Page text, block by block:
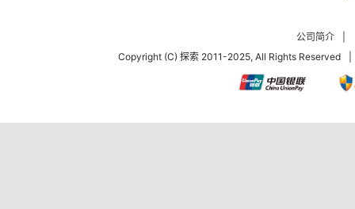
公司简介
Copyright (C) 探索 2011-2025, All Rights Reserved